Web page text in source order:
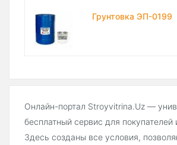
Грунтовка ЭП-0199
Онлайн-портал Stroyvitrina.Uz —
бесплатный сервис для покупателей
Здесь созданы все условия,